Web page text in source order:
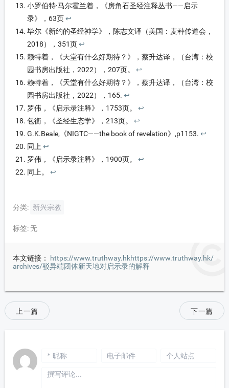
小罗伯特·马尔霍兰着，《房角石圣经注释丛书——启示
录》，63页↩︎
毕尔《新约的圣经神学》，陈志文译（美国：麦种传道会，
2018），351页↩︎
赖特着，《天堂有什么好期待？》，蔡升达译，（台湾：校
园书房出版社，2022），207页。 ↩︎
赖特着，《天堂有什么好期待？》，蔡升达译，（台湾：校
园书房出版社，2022），165. ↩︎
罗伟，《启示录注释》，1753页。 ↩︎
包衡，《圣经生态学》，213页。 ↩︎
G.K.Beale,《NIGTC——the book of revelation》,p1153. ↩︎
同上 ↩︎
罗伟，《启示录注释》，1900页。 ↩︎
同上。 ↩︎
分类: 新兴宗教
标签:无
本文链接：
https://www.truthway.hkhttps://www.truthway.hk/
archives/驳异端团体新天地对启示录的解释
上一篇 下一篇